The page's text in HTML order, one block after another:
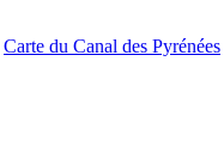
Carte du Canal des Pyrénées